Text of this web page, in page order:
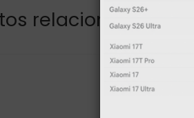
relacionados